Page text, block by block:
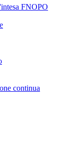
FNOPO
continua